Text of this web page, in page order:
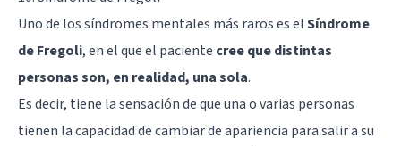
Uno de los síndromes mentales más raros es elSíndrome
de Fregoli, en el que el paciente cree que distintas
personas son, en realidad, una sola.
Es decir, tiene la sensación de que una o varias personas
tienen la capacidad de cambiar de apariencia para salir a su